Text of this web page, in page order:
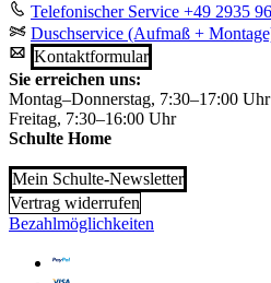
Telefonischer Service +49 2935
Duschservice (Aufmaß +
Kontaktformular
Sie erreichen uns:
Montag–Donnerstag, 7:30–17:00 Uhr
Freitag, 7:30–16:00 Uhr
Schulte Home
Mein Schulte-Newsletter
Vertrag widerrufen
Bezahlmöglichkeiten